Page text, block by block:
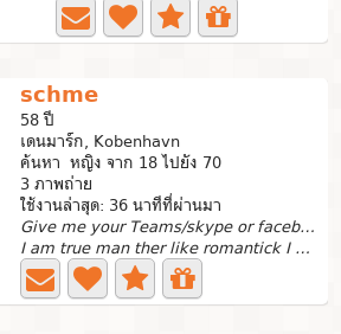
schme
58 ปี
เดนมาร์ก, Kobenhavn
ค้นหา หญิง จาก 18 ไปยัง 70
3 ภาพถ่าย
ใช้งานล่าสุด: 36 นาทีที่ผ่านมา
Give me your Teams/skype or facebook name
I am true man ther like romantick I want take care when...